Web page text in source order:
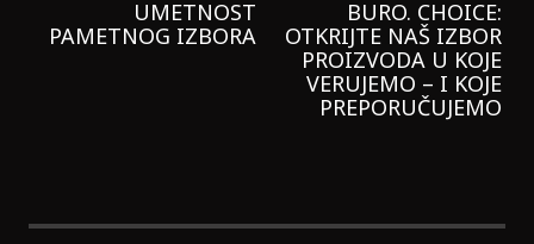
GARNIER KREMU I
NIKADA NIŠTA
LAGANIJE NISAM
KORISTILA